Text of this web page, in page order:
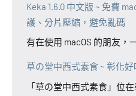
Keka 1.6.0 中文版 ~ 免費
護、分片壓縮，避免亂碼
有在使用 macOS 的朋友，
草の堂中西式素食 ~ 彰化
「草の堂中西式素食」位